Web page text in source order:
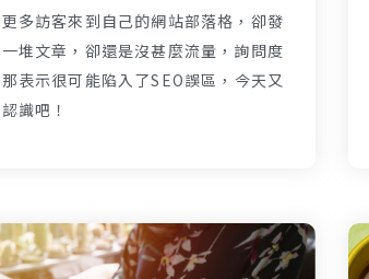
多訪客來到自己的網站部落格，卻發
堆文章，卻還是沒甚麼流量，詢問度
表示很可能陷入了SEO誤區，今天又
識吧！